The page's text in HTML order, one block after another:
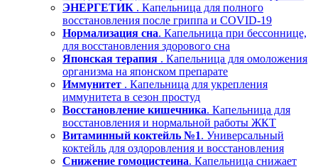
ЭНЕРГЕТИК . Капельница для полного
восстановления после гриппа и COVID-19
Нормализация сна. Капельница при бессоннице,
для восстановления здорового сна
Японская терапия . Капельница для омоложения
организма на японском препарате
Иммунитет . Капельница для укрепления
иммунитета в сезон простуд
Восстановление кишечника. Капельница для
восстановления и нормальной работы ЖКТ
Витаминный коктейль №1. Универсальный
коктейль для оздоровления и восстановления
Снижение гомоцистеина. Капельница снижает